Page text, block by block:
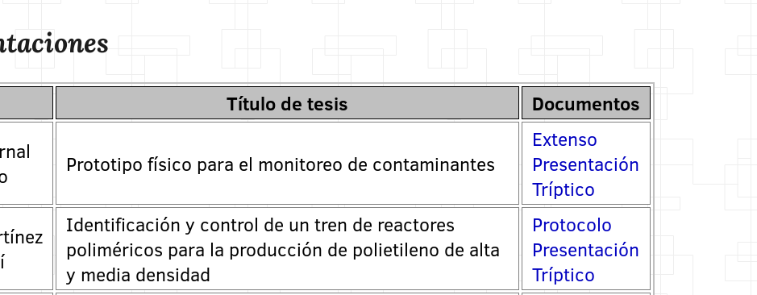
Título de tesis Documentos
Prototipo físico para el monitoreo de contaminantes
Extenso
Presentación
Tríptico
Identificación y control de un tren de reactores
poliméricos para la producción de polietileno de alta
y media densidad
Protocolo
Presentación
Tríptico